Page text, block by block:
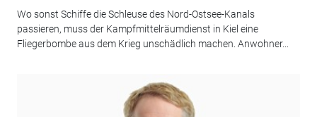
Wo sonst Schiffe die Schleuse des Nord-Ostsee-Kanals
passieren, muss der Kampfmittelräumdienst in Kiel eine
Fliegerbombe aus dem Krieg unschädlich machen. Anwohner...